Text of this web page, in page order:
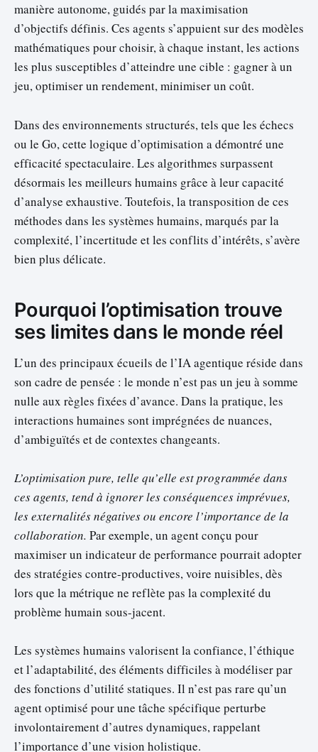
manière autonome, guidés par la maximisation
d’objectifs définis. Ces agents s’appuient sur des modèles
mathématiques pour choisir, à chaque instant, les actions
les plus susceptibles d’atteindre une cible : gagner à un
jeu, optimiser un rendement, minimiser un coût.
Dans des environnements structurés, tels que les échecs
ou le Go, cette logique d’optimisation a démontré une
efficacité spectaculaire. Les algorithmes surpassent
désormais les meilleurs humains grâce à leur capacité
d’analyse exhaustive. Toutefois, la transposition de ces
méthodes dans les systèmes humains, marqués par la
complexité, l’incertitude et les conflits d’intérêts, s’avère
bien plus délicate.
Pourquoi l’optimisation trouve
ses limites dans le monde réel
L’un des principaux écueils de l’IA agentique réside dans
son cadre de pensée : le monde n’est pas un jeu à somme
nulle aux règles fixées d’avance. Dans la pratique, les
interactions humaines sont imprégnées de nuances,
d’ambiguïtés et de contextes changeants.
L’optimisation pure, telle qu’elle est programmée dans
ces agents, tend à ignorer les conséquences imprévues,
les externalités négatives ou encore l’importance de la
collaboration. Par exemple, un agent conçu pour
maximiser un indicateur de performance pourrait adopter
des stratégies contre-productives, voire nuisibles, dès
lors que la métrique ne reflète pas la complexité du
problème humain sous-jacent.
Les systèmes humains valorisent la confiance, l’éthique
et l’adaptabilité, des éléments difficiles à modéliser par
des fonctions d’utilité statiques. Il n’est pas rare qu’un
agent optimisé pour une tâche spécifique perturbe
involontairement d’autres dynamiques, rappelant
l’importance d’une vision holistique.